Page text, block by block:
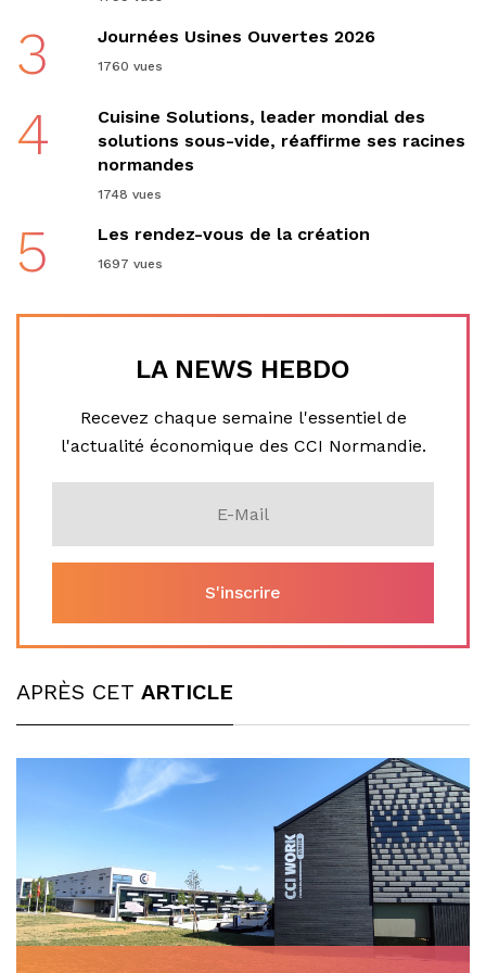
3 Journées Usines Ouvertes 2026
1760 vues
4
Cuisine Solutions, leader mondial des
solutions sous-vide, réaffirme ses racines
normandes
1748 vues
5 Les rendez-vous de la création
1697 vues
LA NEWS HEBDO
Recevez chaque semaine l'essentiel de
l'actualité économique des CCI Normandie.
APRÈS CET ARTICLE